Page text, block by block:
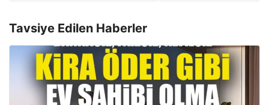
Tavsiye Edilen Haberler